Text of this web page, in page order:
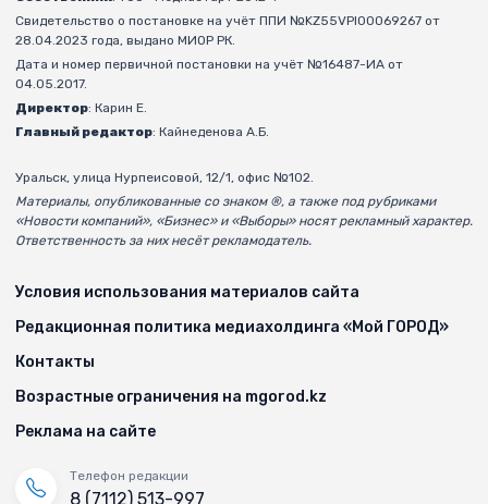
Свидетельство о постановке на учёт ППИ №KZ55VPI00069267 от
28.04.2023 года, выдано МИОР РК.
Дата и номер первичной постановки на учёт №16487-ИА от
04.05.2017.
Директор: Карин Е.
Главный редактор: Кайнеденова А.Б.
Уральск, улица Нурпеисовой, 12/1, офис №102.
Материалы, опубликованные со знаком ®, а также под рубриками
«Новости компаний», «Бизнес» и «Выборы» носят рекламный характер.
Ответственность за них несёт рекламодатель.
Условия использования материалов сайта
Редакционная политика медиахолдинга «Мой ГОРОД»
Контакты
Возрастные ограничения на mgorod.kz
Реклама на сайте
Телефон редакции
8 (7112) 513-997